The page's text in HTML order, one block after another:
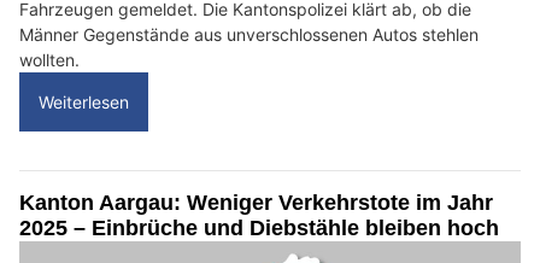
Fahrzeugen gemeldet. Die Kantonspolizei klärt ab, ob die
Männer Gegenstände aus unverschlossenen Autos stehlen
wollten.
Weiterlesen
Kanton Aargau: Weniger Verkehrstote im Jahr
2025 – Einbrüche und Diebstähle bleiben hoch